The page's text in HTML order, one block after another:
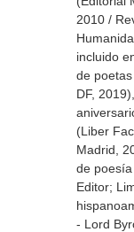
2010 /
incluido
de
DF,
(Liber
Madrid,
de poesía
Editor;
- Lord